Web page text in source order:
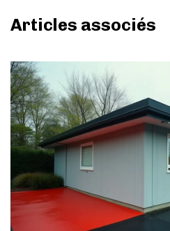
Articles associés